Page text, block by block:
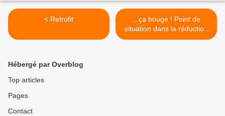
< Retrofit
...ça bouge ! Point de
situation dans la réduction
du format... >
Hébergé par Overblog
Top articles
Pages
Contact